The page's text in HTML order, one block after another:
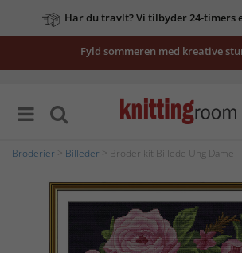
Har du travlt? Vi tilbyder 24-timers
Fyld sommeren med kreative
Broderier Billeder > Broderikit Billede Ung Dame